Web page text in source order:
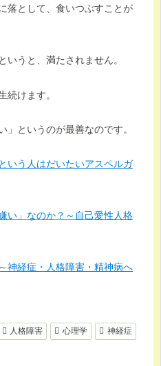
落として、食いつぶすことが
いうと、満たされません。
続けます。
」というのが最善なのです。
いう人はだいたいアスペルガ
い」なのか？～自己愛性人格
神経症・人格障害・精神病へ
人格障害 心理学
神経症